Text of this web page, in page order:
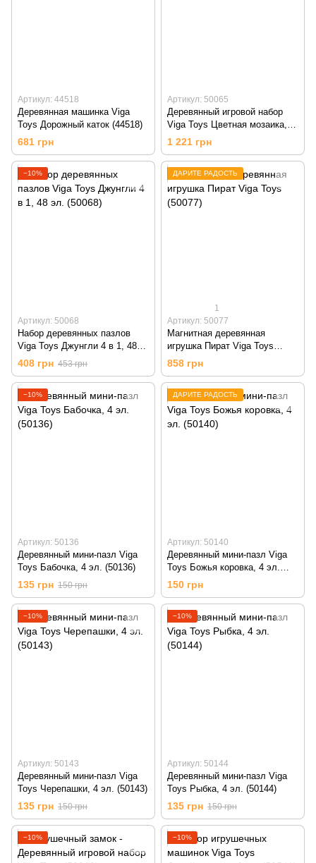
Артикул: 44518
Деревянная машинка Viga
Toys Дорожный каток (44518)
681 грн
Артикул: 50065
Деревянный игровой набор
Viga Toys Цветная мозаика,
250 эл. (50065)
1 221 грн
−10%
Артикул: 50068
Набор деревянных пазлов
Viga Toys Джунгли 4 в 1, 48
эл. (50068)
408 грн 453 грн
ДАРИТЕ РАДОСТЬ
1
Артикул: 50077
Магнитная деревянная
игрушка Пират Viga Toys
(50077)
858 грн
−10%
Артикул: 50136
Деревянный мини-пазл Viga
Toys Бабочка, 4 эл. (50136)
135 грн 150 грн
ДАРИТЕ РАДОСТЬ
Артикул: 50140
Деревянный мини-пазл Viga
Toys Божья коровка, 4 эл.
(50140)
150 грн
−10%
Артикул: 50143
Деревянный мини-пазл Viga
Toys Черепашки, 4 эл. (50143)
135 грн 150 грн
−10%
Артикул: 50144
Деревянный мини-пазл Viga
Toys Рыбка, 4 эл. (50144)
135 грн 150 грн
−10% −10%